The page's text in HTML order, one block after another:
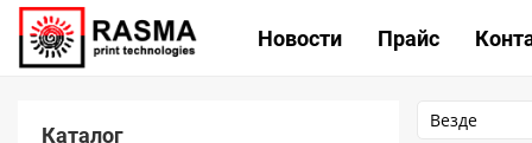
Новости Прайс
Каталог
Везде